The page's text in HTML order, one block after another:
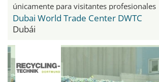
únicamente para visitantes profesionales
Dubai World Trade Center DWTC
Dubái